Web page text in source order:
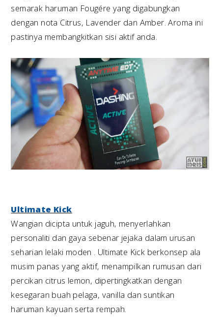
semarak haruman Fougére yang digabungkan
dengan nota Citrus, Lavender dan Amber. Aroma ini
pastinya membangkitkan sisi aktif anda.
Ultimate Kick
Wangian dicipta untuk jaguh, menyerlahkan
personaliti dan gaya sebenar jejaka dalam urusan
seharian lelaki moden . Ultimate Kick berkonsep ala
musim panas yang aktif, menampilkan rumusan dari
percikan citrus lemon, dipertingkatkan dengan
kesegaran buah pelaga, vanilla dan suntikan
haruman kayuan serta rempah.